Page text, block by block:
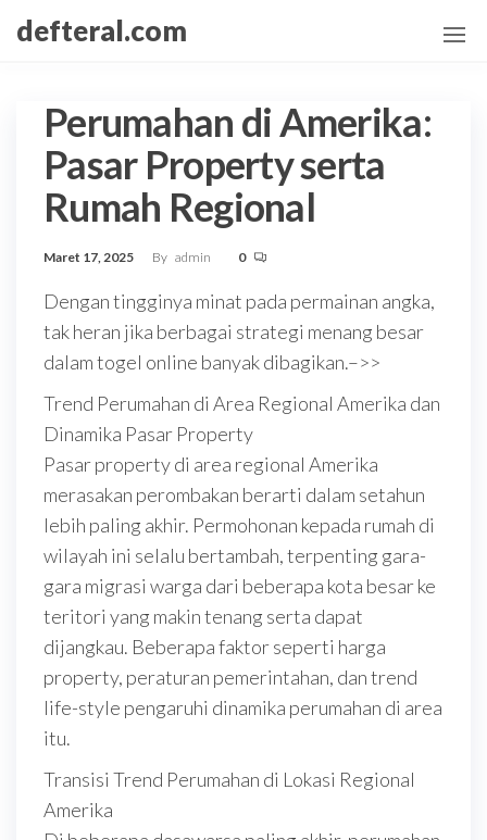
Skip
content
defteral.com
Perumahan di Amerika:
Pasar Property serta
Rumah Regional
Maret 17, 2025 By admin 0
Dengan tingginya minat pada permainan angka,
tak heran jika berbagai strategi menang besar
dalam togel online banyak dibagikan.–>>
Trend Perumahan di Area Regional Amerika dan
Dinamika Pasar Property
Pasar property di area regional Amerika
merasakan perombakan berarti dalam setahun
lebih paling akhir. Permohonan kepada rumah di
wilayah ini selalu bertambah, terpenting gara-
gara migrasi warga dari beberapa kota besar ke
teritori yang makin tenang serta dapat
dijangkau. Beberapa faktor seperti harga
property, peraturan pemerintahan, dan trend
life-style pengaruhi dinamika perumahan di area
itu.
Transisi Trend Perumahan di Lokasi Regional
Amerika